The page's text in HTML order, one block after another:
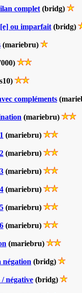
complet (bridg)
ou imparfait (bridg)
(mariebru)
compléments
(mariebru)
(mariebru)
(mariebru)
(mariebru)
(mariebru)
(mariebru)
(mariebru)
(mariebru)
négation (bridg)
négative (bridg)